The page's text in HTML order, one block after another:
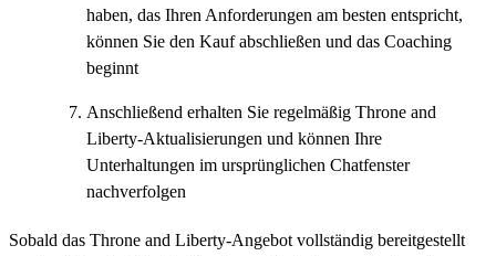
haben, das Ihren Anforderungen am besten entspricht,
können Sie den Kauf abschließen und das Coaching
beginnt
Anschließend erhalten Sie regelmäßig Throne and
Liberty-Aktualisierungen und können Ihre
Unterhaltungen im ursprünglichen Chatfenster
nachverfolgen
Sobald das Throne and Liberty-Angebot vollständig bereitgestellt